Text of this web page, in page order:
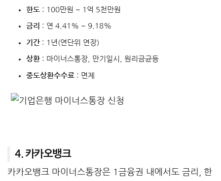
한도 : 100만원 ~ 1억 5천만원
금리 : 연 4.41% ~ 9.18%
기간: 1년(연단위 연장)
상환: 마이너스통장, 만기일시, 원리금균등
중도상환수수료 : 면제
4. 카카오뱅크
카카오뱅크 마이너스통장은 1금융권 내에서도 금리, 한